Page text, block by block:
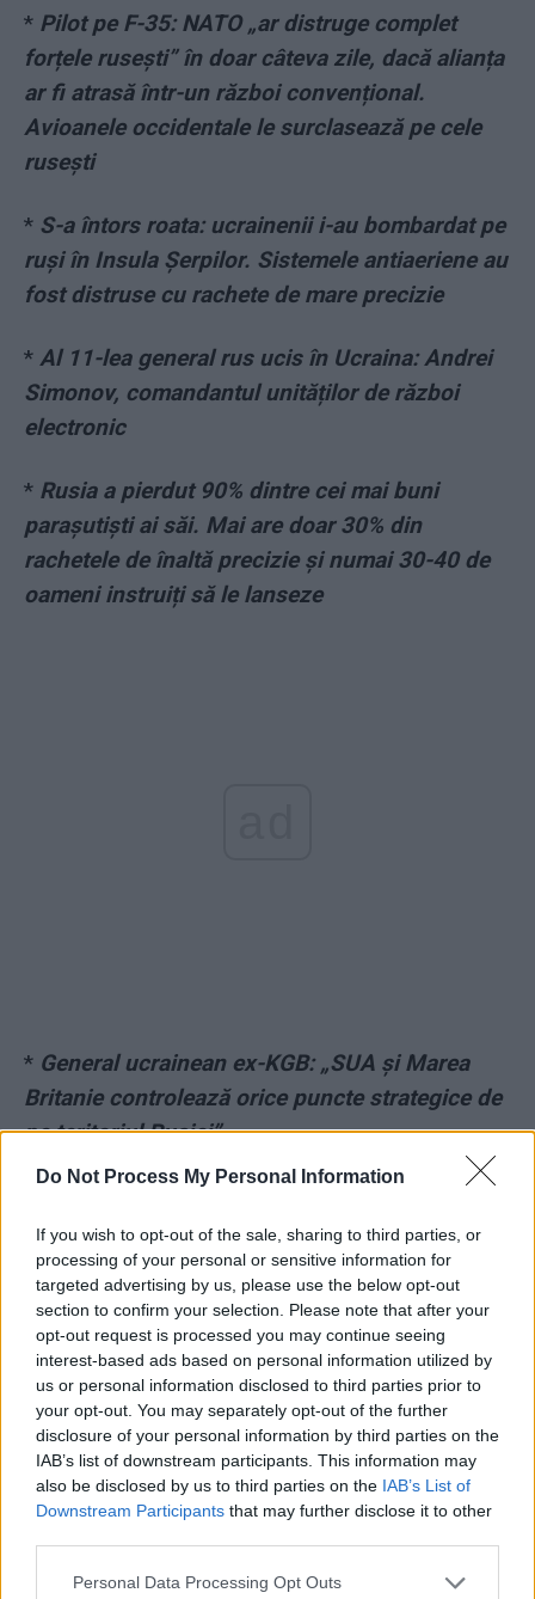
Do Not Process My Personal Information
If you wish to opt-out of the sale, sharing to third parties, or
processing of your personal or sensitive information for
targeted advertising by us, please use the below opt-out
section to confirm your selection. Please note that after your
opt-out request is processed you may continue seeing
interest-based ads based on personal information utilized by
us or personal information disclosed to third parties prior to
your opt-out. You may separately opt-out of the further
disclosure of your personal information by third parties on the
IAB’s list of downstream participants. This information may
also be disclosed by us to third parties on the IAB’s List of
Downstream Participants that may further disclose it to other
Personal Data Processing Opt Outs
* Pilot pe F-35: NATO „ar distruge complet
forțele rusești” în doar câteva zile, dacă alianța
ar fi atrasă într-un război convențional.
Avioanele occidentale le surclasează pe cele
rusești
* S-a întors roata: ucrainenii i-au bombardat pe
ruși în Insula Șerpilor. Sistemele antiaeriene au
fost distruse cu rachete de mare precizie
* Al 11-lea general rus ucis în Ucraina: Andrei
Simonov, comandantul unităților de război
electronic
* Rusia a pierdut 90% dintre cei mai buni
parașutiști ai săi. Mai are doar 30% din
rachetele de înaltă precizie și numai 30-40 de
oameni instruiți să le lanseze
* General ucrainean ex-KGB: „SUA și Marea
Britanie controlează orice puncte strategice de
pe teritoriul Rusiei”
Rusia își completează trupele cu pușcăriași
violenți din închisorile Ceceniei. FSB trimite în
Ucraina și deținuți politici, dar și rude ale
acestora
*„ARDEREA RUSIEI”. Putiniștii sunt disperați:
ucrainenii le-au aruncat în aer o baterie de
lansatoare de rachete BM-27 Uragan și 5
unități din sistemul de focoase termobarice
TOS-1 Buratino